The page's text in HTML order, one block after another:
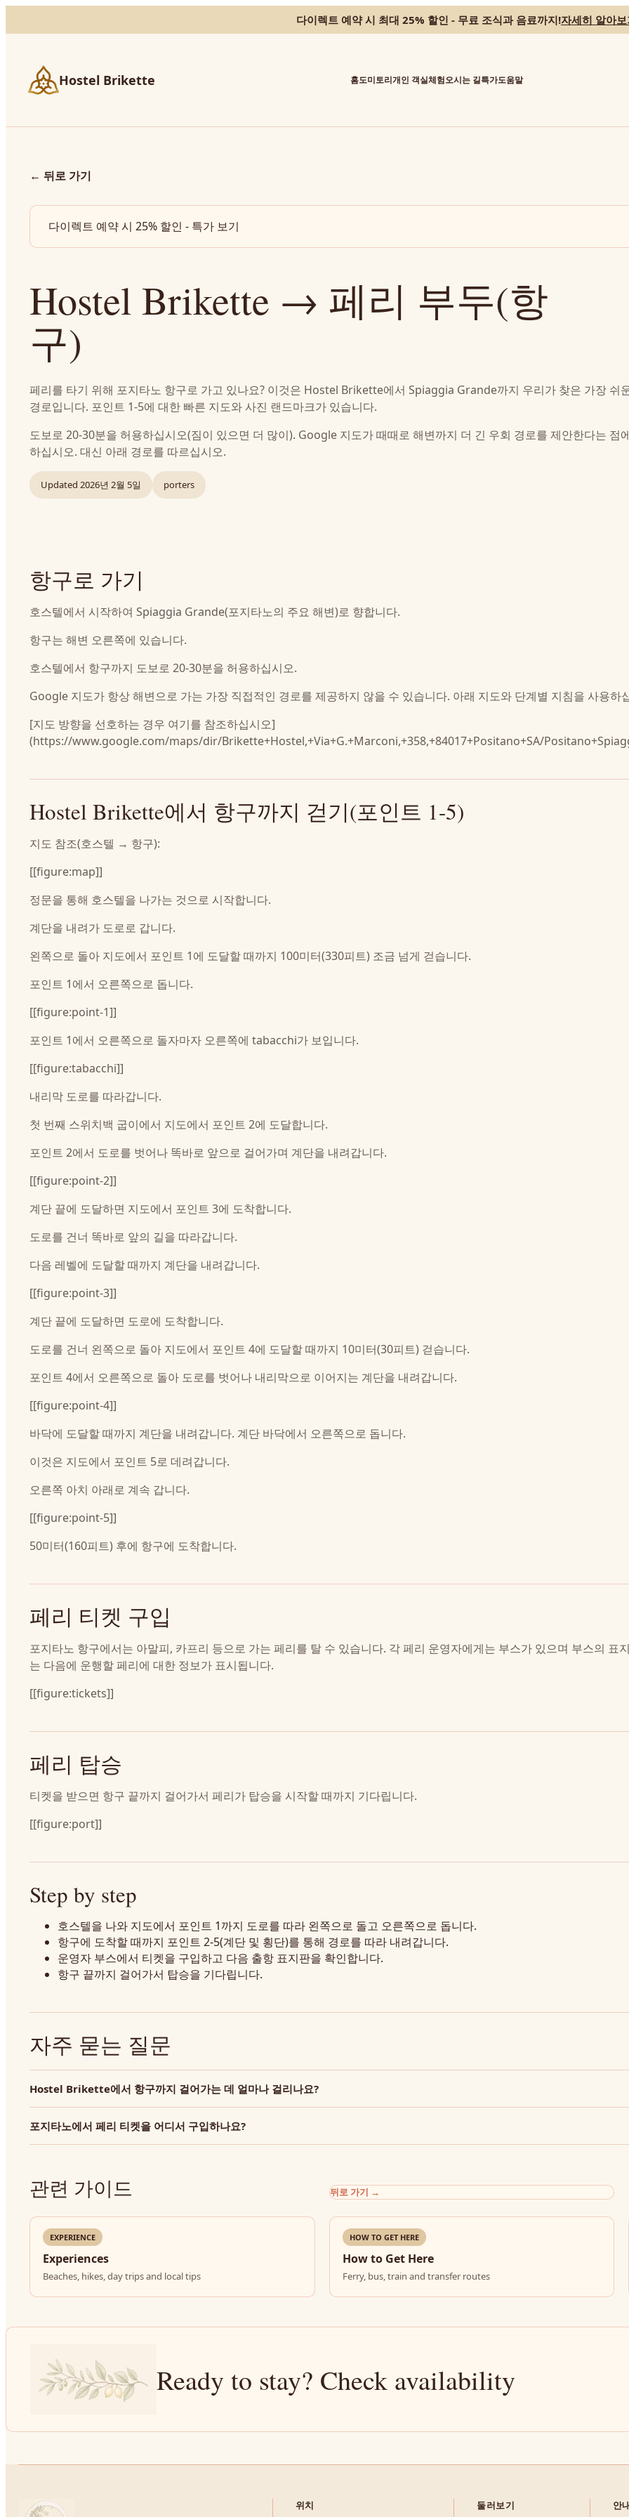
다이렉트 예약 시 최대 25% 할인 - 무료 조식과 음료까지!자세히 알아
Hostel Brikette 홈도미토리개인 객실체험오시는 길특가도움말
← 뒤로 가기
다이렉트 예약 시 25% 할인 - 특가 보기
Hostel Brikette → 페리 부두(항
구)
페리를 타기 위해 포지타노 항구로 가고 있나요? 이것은 Hostel Brikette에서 Spiaggia Grande까지 우리가 찾은 가장 쉬
경로입니다. 포인트 1-5에 대한 빠른 지도와 사진 랜드마크가 있습니다.
도보로 20-30분을 허용하십시오(짐이 있으면 더 많이). Google 지도가 때때로 해변까지 더 긴 우회 경로를 제안한다는 점
하십시오. 대신 아래 경로를 따르십시오.
Updated 2026년 2월 5일 porters
항구로 가기
호스텔에서 시작하여 Spiaggia Grande(포지타노의 주요 해변)로 향합니다.
항구는 해변 오른쪽에 있습니다.
호스텔에서 항구까지 도보로 20-30분을 허용하십시오.
Google 지도가 항상 해변으로 가는 가장 직접적인 경로를 제공하지 않을 수 있습니다. 아래 지도와 단계별 지침을 사용하
[지도 방향을 선호하는 경우 여기를 참조하십시오]
(https://www.google.com/maps/dir/Brikette+Hostel,+Via+G.+Marconi,+358,+84017+Positano+SA/
Hostel Brikette에서 항구까지 걷기(포인트 1-5)
지도 참조(호스텔 → 항구):
[[figure:map]]
정문을 통해 호스텔을 나가는 것으로 시작합니다.
계단을 내려가 도로로 갑니다.
왼쪽으로 돌아 지도에서 포인트 1에 도달할 때까지 100미터(330피트) 조금 넘게 걷습니다.
포인트 1에서 오른쪽으로 돕니다.
[[figure:point-1]]
포인트 1에서 오른쪽으로 돌자마자 오른쪽에 tabacchi가 보입니다.
[[figure:tabacchi]]
내리막 도로를 따라갑니다.
첫 번째 스위치백 굽이에서 지도에서 포인트 2에 도달합니다.
포인트 2에서 도로를 벗어나 똑바로 앞으로 걸어가며 계단을 내려갑니다.
[[figure:point-2]]
계단 끝에 도달하면 지도에서 포인트 3에 도착합니다.
도로를 건너 똑바로 앞의 길을 따라갑니다.
다음 레벨에 도달할 때까지 계단을 내려갑니다.
[[figure:point-3]]
계단 끝에 도달하면 도로에 도착합니다.
도로를 건너 왼쪽으로 돌아 지도에서 포인트 4에 도달할 때까지 10미터(30피트) 걷습니다.
포인트 4에서 오른쪽으로 돌아 도로를 벗어나 내리막으로 이어지는 계단을 내려갑니다.
[[figure:point-4]]
바닥에 도달할 때까지 계단을 내려갑니다. 계단 바닥에서 오른쪽으로 돕니다.
이것은 지도에서 포인트 5로 데려갑니다.
오른쪽 아치 아래로 계속 갑니다.
[[figure:point-5]]
50미터(160피트) 후에 항구에 도착합니다.
페리 티켓 구입
포지타노 항구에서는 아말피, 카프리 등으로 가는 페리를 탈 수 있습니다. 각 페리 운영자에게는 부스가 있으며 부스의 표
는 다음에 운행할 페리에 대한 정보가 표시됩니다.
[[figure:tickets]]
페리 탑승
티켓을 받으면 항구 끝까지 걸어가서 페리가 탑승을 시작할 때까지 기다립니다.
[[figure:port]]
Step by step
호스텔을 나와 지도에서 포인트 1까지 도로를 따라 왼쪽으로 돌고 오른쪽으로 돕니다.
항구에 도착할 때까지 포인트 2-5(계단 및 횡단)를 통해 경로를 따라 내려갑니다.
운영자 부스에서 티켓을 구입하고 다음 출항 표지판을 확인합니다.
항구 끝까지 걸어가서 탑승을 기다립니다.
자주 묻는 질문
Hostel Brikette에서 항구까지 걸어가는 데 얼마나 걸리나요?
포지타노에서 페리 티켓을 어디서 구입하나요?
관련 가이드 뒤로 가기 →
EXPERIENCE
Experiences
Beaches, hikes, day trips and local tips
HOW TO GET HERE
How to Get Here
Ferry, bus, train and transfer routes
Ready to stay? Check availability
위치 둘러보기 안